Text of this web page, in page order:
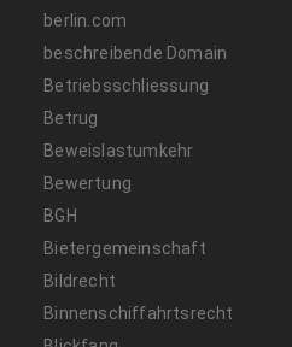
berlin.com
beschreibende Domain
Betriebsschliessung
Betrug
Beweislastumkehr
Bewertung
BGH
Bietergemeinschaft
Bildrecht
Binnenschiffahrtsrecht